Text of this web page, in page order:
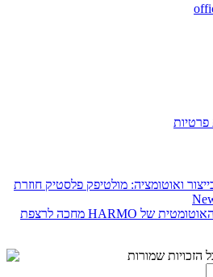
פרטיות
ואוטומציה: מולטיפק פלסטיק חוזרת
ראיון בלעדי: המהפכה האוטומטית של HARMO מחכה לרצפת